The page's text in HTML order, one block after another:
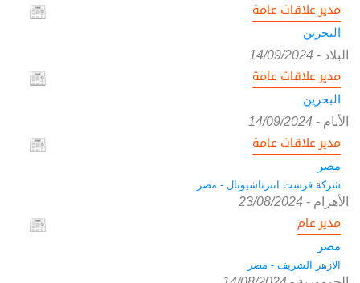
مدير علاقات عامة
البحرين
البلاد -
14/09/2024
مدير علاقات عامة
البحرين
الأيام -
14/09/2024
مدير علاقات عامة
مصر
شركة فرست انترناشيونال - مصر
الأهرام -
23/08/2024
مدير عام
مصر
الازهر الشريف - مصر